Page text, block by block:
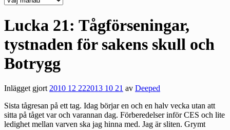
Lucka 21: Tågförseningar,
tystnaden för sakens skull och
Botrygg
Inlägget gjort2010 12 222013 10 21 av Deeped
Sista tågresan på ett tag. Idag börjar en och en halv vecka utan att
sitta på tåget var och varannan dag. Förberedelser inför CES och lite
ledighet mellan varven ska jag hinna med. Jag är sliten. Grymt